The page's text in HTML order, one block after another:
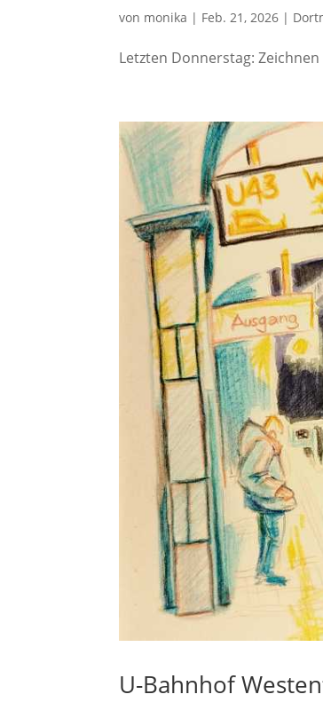
von monika | Feb. 21, 2026 |
Letzten Donnerstag:
U-Bahnhof